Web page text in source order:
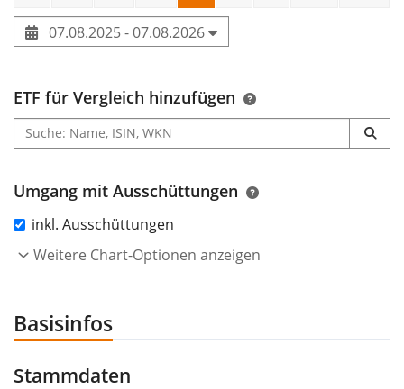
07.08.2025 - 07.08.2026
ETF für Vergleich hinzufügen
Umgang mit Ausschüttungen
inkl. Ausschüttungen
Weitere Chart-Optionen anzeigen
Basisinfos
Stammdaten